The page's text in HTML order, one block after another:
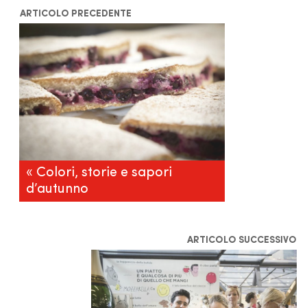
ARTICOLO PRECEDENTE
« Colori, storie e sapori
d’autunno
ARTICOLO SUCCESSIVO